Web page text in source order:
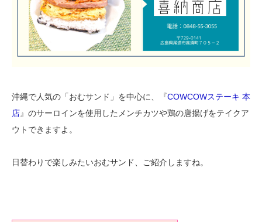
沖縄で人気の「おむサンド」を中心に、『COWCOWステーキ 本
店』のサーロインを使用したメンチカツや鶏の唐揚げをテイクア
ウトできますよ。
日替わりで楽しみたいおむサンド、ご紹介しますね。